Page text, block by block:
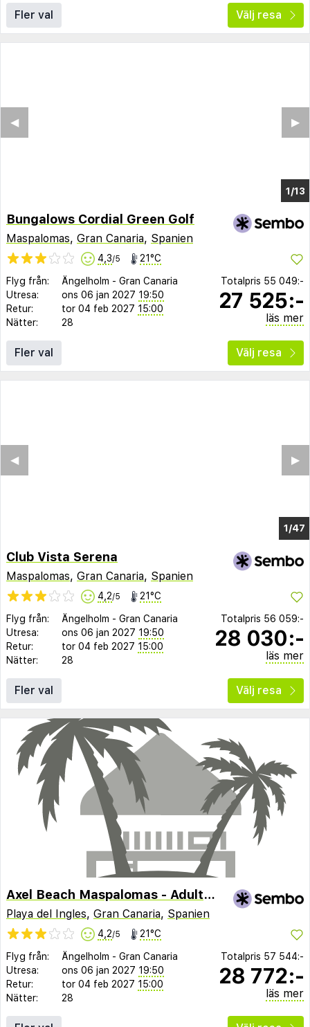
Fler val Välj resa
1/9
▶︎
◀︎
Bungalows Cordial Green Golf
Maspalomas, Gran Canaria, Spanien
4,3/5 21°C
Flyg från: Ängelholm - Gran Canaria
Utresa:
ons 06 jan 2027 19:50
Retur:
tor 04 feb 2027 15:00
Nätter:
28
Totalpris 55 049:-
27 525:-
läs mer
Fler val Välj resa
1/42
▶︎
◀︎
Club Vista Serena
Maspalomas, Gran Canaria, Spanien
4,2/5 21°C
Flyg från: Ängelholm - Gran Canaria
Utresa:
ons 06 jan 2027 19:50
Retur:
tor 04 feb 2027 15:00
Nätter:
28
Totalpris 56 059:-
28 030:-
läs mer
Fler val Välj resa
Axel Beach Maspalomas - Adults Only
Playa del Ingles, Gran Canaria, Spanien
4,2/5 21°C
Flyg från: Ängelholm - Gran Canaria
Utresa:
ons 06 jan 2027 19:50
Retur:
tor 04 feb 2027 15:00
Nätter:
28
Totalpris 57 544:-
28 772:-
läs mer